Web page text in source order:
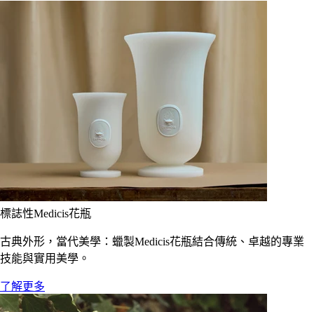
標誌性Medicis花瓶
古典外形，當代美學：蠟製Medicis花瓶結合傳統、卓越的專業
技能與實用美學。
了解更多